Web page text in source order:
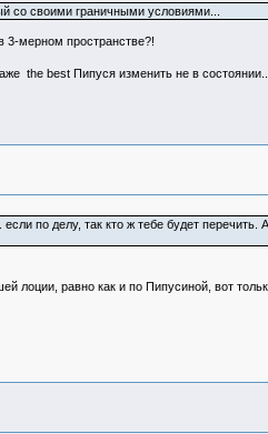
со своими граничными условиями...
3-мерном пространстве?!
the best Пипуся изменить не в состоянии...
по делу, так кто ж тебе будет
лоции, равно как и по Пипусиной, вот